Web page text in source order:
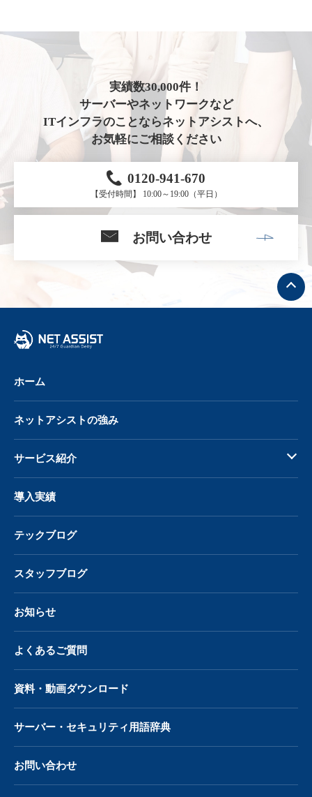
実績数30,000件！
サーバーやネットワークなど
ITインフラのことならネットアシストへ、
お気軽にご相談ください
0120-941-670
【受付時間】 10:00～19:00（平日）
お問い合わせ
ト
ッ
プ
へ
ホーム
ネットアシストの強み
サービス紹介
導入実績
テックブログ
スタッフブログ
お知らせ
よくあるご質問
資料・動画ダウンロード
サーバー・ セキュリティ用語辞典
お問い合わせ